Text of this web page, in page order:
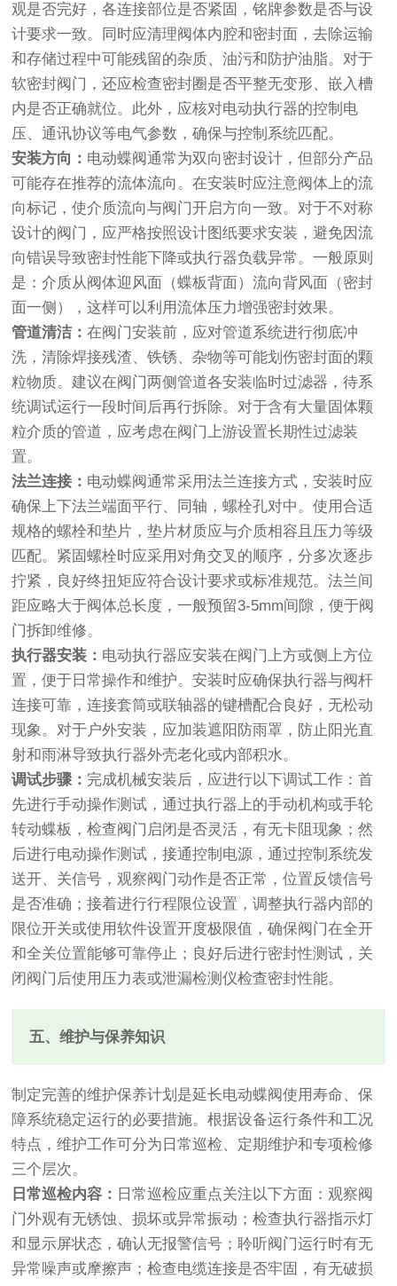
观是否完好，各连接部位是否紧固，铭牌参数是否与设
计要求一致。同时应清理阀体内腔和密封面，去除运输
和存储过程中可能残留的杂质、油污和防护油脂。对于
软密封阀门，还应检查密封圈是否平整无变形、嵌入槽
内是否正确就位。此外，应核对电动执行器的控制电
压、通讯协议等电气参数，确保与控制系统匹配。
安装方向： 电动蝶阀通常为双向密封设计，但部分产品
可能存在推荐的流体流向。在安装时应注意阀体上的流
向标记，使介质流向与阀门开启方向一致。对于不对称
设计的阀门，应严格按照设计图纸要求安装，避免因流
向错误导致密封性能下降或执行器负载异常。一般原则
是：介质从阀体迎风面（蝶板背面）流向背风面（密封
面一侧），这样可以利用流体压力增强密封效果。
管道清洁：在阀门安装前，应对管道系统进行彻底冲
洗，清除焊接残渣、铁锈、杂物等可能划伤密封面的颗
粒物质。建议在阀门两侧管道各安装临时过滤器，待系
统调试运行一段时间后再行拆除。对于含有大量固体颗
粒介质的管道，应考虑在阀门上游设置长期性过滤装
置。
法兰连接： 电动蝶阀通常采用法兰连接方式，安装时应
确保上下法兰端面平行、同轴，螺栓孔对中。使用合适
规格的螺栓和垫片，垫片材质应与介质相容且压力等级
匹配。紧固螺栓时应采用对角交叉的顺序，分多次逐步
拧紧，良好终扭矩应符合设计要求或标准规范。法兰间
距应略大于阀体总长度，一般预留3-5mm间隙，便于阀
门拆卸维修。
执行器安装： 电动执行器应安装在阀门上方或侧上方位
置，便于日常操作和维护。安装时应确保执行器与阀杆
连接可靠，连接套筒或联轴器的键槽配合良好，无松动
现象。对于户外安装，应加装遮阳防雨罩，防止阳光直
射和雨淋导致执行器外壳老化或内部积水。
调试步骤： 完成机械安装后，应进行以下调试工作：首
先进行手动操作测试，通过执行器上的手动机构或手轮
转动蝶板，检查阀门启闭是否灵活，有无卡阻现象；然
后进行电动操作测试，接通控制电源，通过控制系统发
送开、关信号，观察阀门动作是否正常，位置反馈信号
是否准确；接着进行行程限位设置，调整执行器内部的
限位开关或使用软件设置开度极限值，确保阀门在全开
和全关位置能够可靠停止；良好后进行密封性测试，关
闭阀门后使用压力表或泄漏检测仪检查密封性能。
五、维护与保养知识
制定完善的维护保养计划是延长电动蝶阀使用寿命、保
障系统稳定运行的必要措施。根据设备运行条件和工况
特点，维护工作可分为日常巡检、定期维护和专项检修
三个层次。
日常巡检内容： 日常巡检应重点关注以下方面：观察阀
门外观有无锈蚀、损坏或异常振动；检查执行器指示灯
和显示屏状态，确认无报警信号；聆听阀门运行时有无
异常噪声或摩擦声；检查电缆连接是否牢固，有无破损